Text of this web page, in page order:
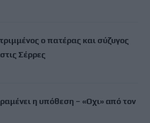
ο πατέρας και σύζυγος
Σέρρες
η υπόθεση – «Οχι» από τον